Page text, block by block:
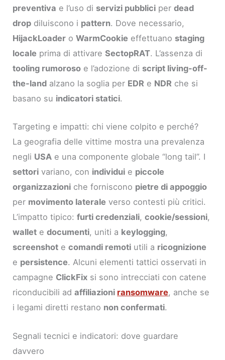
preventiva e l’uso di servizi pubblici perdead
drop diluiscono i pattern. Dove necessario,
HijackLoader oWarmCookie effettuano staging
locale prima di attivareSectopRAT. L’assenza di
tooling rumoroso e l’adozione di script living-off-
the-land alzano la soglia per EDR e NDR che si
basano su indicatori statici.
Targeting e impatti: chi viene colpito e perché?
La geografia delle vittime mostra una prevalenza
negli USA e una componente globale “long tail”. I
settori variano, con individui e piccole
organizzazioni che forniscono pietre di appoggio
per movimento laterale verso contesti più critici.
L’impatto tipico:furti credenziali,cookie/sessioni,
wallet edocumenti, uniti a keylogging,
screenshot ecomandi remoti utili a ricognizione
e persistence. Alcuni elementi tattici osservati in
campagne ClickFix si sono intrecciati con catene
riconducibili adaffiliazioni ransomware, anche se
i legami diretti restano non confermati.
Segnali tecnici e indicatori: dove guardare
davvero